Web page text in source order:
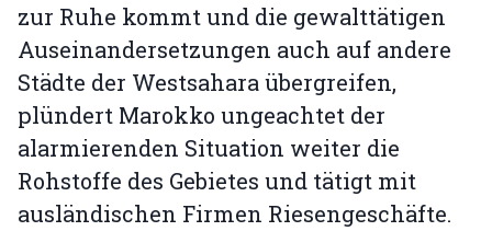
zur Ruhe kommt und die gewalttätigen
Auseinandersetzungen auch auf andere
Städte der Westsahara übergreifen,
plündert Marokko ungeachtet der
alarmierenden Situation weiter die
Rohstoffe des Gebietes und tätigt mit
ausländischen Firmen Riesengeschäfte.